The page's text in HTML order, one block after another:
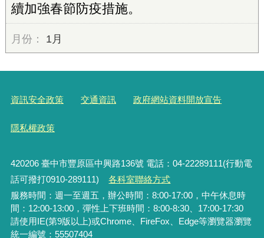
續加強春節防疫措施。
1月
資訊安全政策 交通資訊 政府網站資料開放宣告
隱私權政策
420206臺中市豐原區中興路136號 電話：04-22289111(行動電
話可撥打0910-289111)
各科室聯絡方式
服務時間：週一至週五，辦公時間：8:00-17:00，中午休息時
間：12:00-13:00，彈性上下班時間：8:00-8:30、17:00-17:30
請使用IE(第9版以上)或Chrome、FireFox、Edge等瀏覽器瀏覽
統一編號：55507404